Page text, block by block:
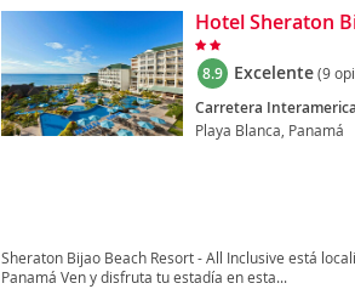
Hotel Sheraton
8.9 Excelente(9
Carretera
Playa Blanca, Panamá
Sheraton Bijao Beach Resort - All Inclusive está
Panamá Ven y disfruta tu estadía en esta...